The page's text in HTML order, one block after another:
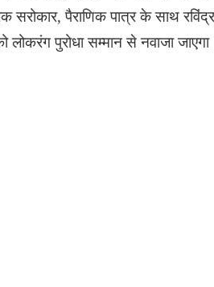
सरोकार, पैराणिक पात्र के साथ
लोकरंग पुरोधा सम्मान से नवाजा